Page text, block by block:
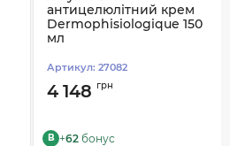
антицелюлітний крем
Dermophisiologique 150
мл
Артикул: 27082
4 148 грн
B +62 бонус